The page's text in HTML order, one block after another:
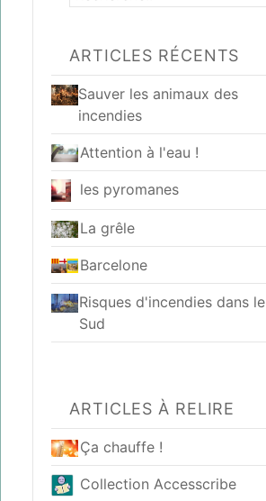
ARTICLES RÉCENTS
Sauver les animaux des
incendies
Attention à l'eau !
les pyromanes
La grêle
Barcelone
Risques d'incendies dans le
Sud
ARTICLES À RELIRE
Ça chauffe !
Collection Accesscribe